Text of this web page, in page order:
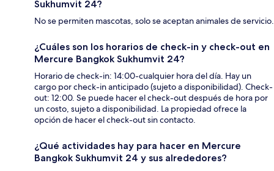
Sukhumvit 24?
No se permiten mascotas, solo se aceptan animales de servicio.
¿Cuáles son los horarios de check-in y check-out en
Mercure Bangkok Sukhumvit 24?
Horario de check-in: 14:00-cualquier hora del día. Hay un
cargo por check-in anticipado (sujeto a disponibilidad). Check-
out: 12:00. Se puede hacer el check-out después de hora por
un costo, sujeto a disponibilidad. La propiedad ofrece la
opción de hacer el check-out sin contacto.
¿Qué actividades hay para hacer en Mercure
Bangkok Sukhumvit 24 y sus alrededores?